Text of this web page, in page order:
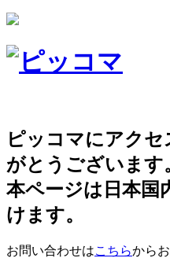
ピッコマにアクセ
がとうございます
本ページは日本国
けます。
お問い合わせはこちらから